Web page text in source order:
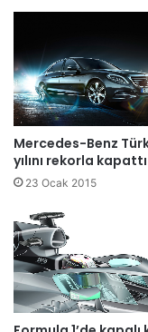
Mercedes-Benz
yılını rekorla kapattı
23 Ocak 2015